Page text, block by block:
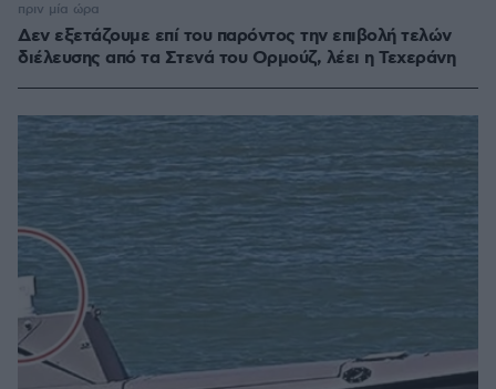
Δεν εξετάζουμε επί του παρόντος την επιβολή τελών
διέλευσης από τα Στενά του Ορμούζ, λέει η Τεχεράνη
πριν μία ώρα